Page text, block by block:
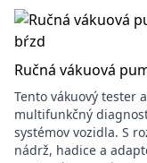
Ručná vákuová
Tento vákuový tester
multifunkčný
systémov vozidla. S
nádrž, hadice a